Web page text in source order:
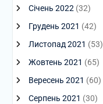
Січень 2022 (32)
Грудень 2021 (42)
Листопад 2021 (53)
Жовтень 2021 (65)
Вересень 2021 (60)
Серпень 2021 (30)